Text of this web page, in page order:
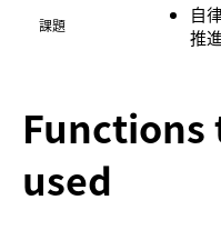
自
推進
​課題
used